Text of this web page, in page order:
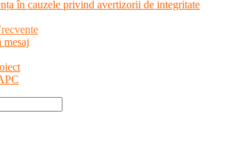
în cauzele privind avertizorii de integritate
mesaj